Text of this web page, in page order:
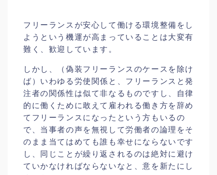
フリーランスが安心して働ける環境整備をし
ようという機運が高まっていることは大変有
難く、歓迎しています。
しかし、（偽装フリーランスのケースを除け
ば）いわゆる労使関係と、フリーランスと発
注者の関係性は似て非なるものですし、自律
的に働くために敢えて雇われる働き方を辞め
てフリーランスになったという方もいるの
で、当事者の声を無視して労働者の論理をそ
のまま当てはめても誰も幸せにならないです
し、同じことが繰り返されるのは絶対に避け
ていかなければならないなと、意を新たにし